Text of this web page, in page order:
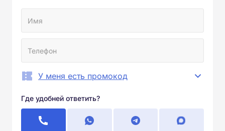
У меня есть промокод
Где удобней ответить?